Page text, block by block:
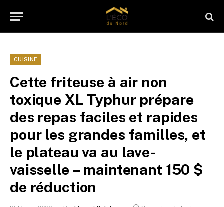
CUISINE
Cette friteuse à air non
toxique XL Typhur prépare
des repas faciles et rapides
pour les grandes familles, et
le plateau va au lave-
vaisselle – maintenant 150 $
de réduction